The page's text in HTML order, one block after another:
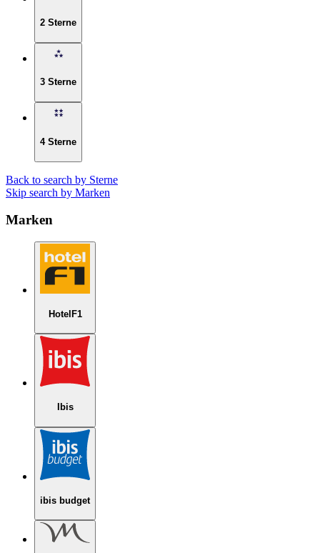
2 Sterne
3 Sterne
4 Sterne
Back to search by Sterne
Skip search by Marken
Marken
HotelF1
Ibis
ibis budget